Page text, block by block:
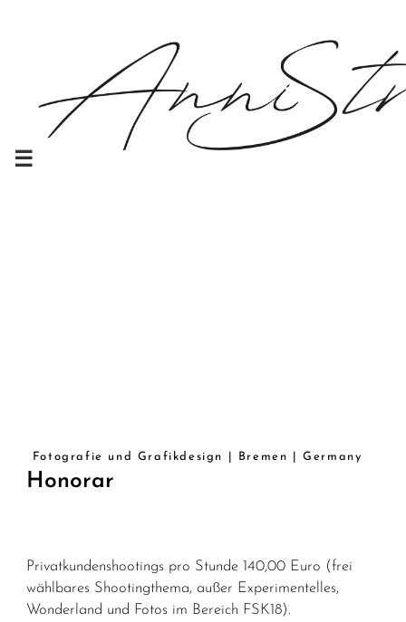
Fotografie und Grafikdesign | Bremen | Germany
Honorar
Privatkundenshootings pro Stunde 140,00 Euro (frei
wählbares Shootingthema, außer Experimentelles,
Wonderland und Fotos im Bereich FSK18).